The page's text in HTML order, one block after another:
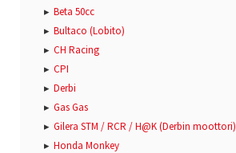
Beta 50cc
Bultaco (Lobito)
CH Racing
CPI
Derbi
Gas Gas
Gilera STM / RCR / H@K (Derbin moottori)
Honda Monkey